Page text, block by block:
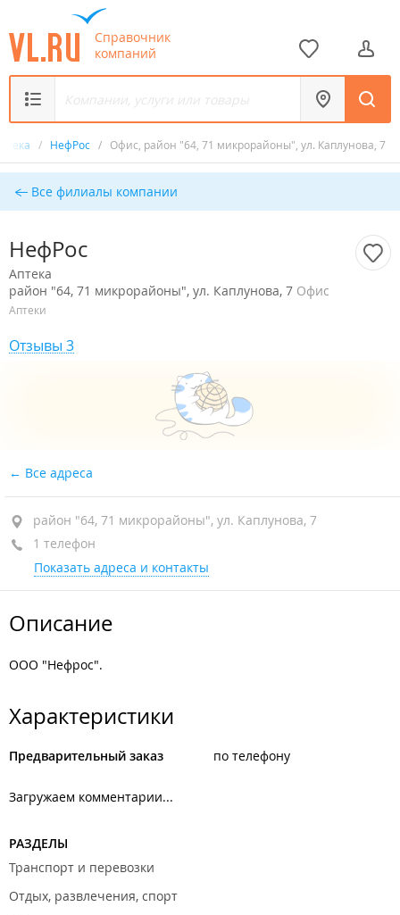
Справочник
компаний
/ НефРос / Офис, район "64, 71 микрорайоны", ул. Каплунова, 7
Все филиалы компании
НефРос
Аптека
район "64, 71 микрорайоны", ул. Каплунова, 7 Офис
Аптеки
Отзывы 3
Все адреса
район "64, 71 микрорайоны", ул. Каплунова, 7
1 телефон
Показать адреса и контакты
Описание
ООО "Нефрос".
Характеристики
Предварительный заказ по телефону
Загружаем комментарии...
РАЗДЕЛЫ
Транспорт и перевозки
Отдых, развлечения, спорт